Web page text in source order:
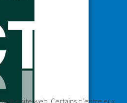
site web. Certains d’entre eux